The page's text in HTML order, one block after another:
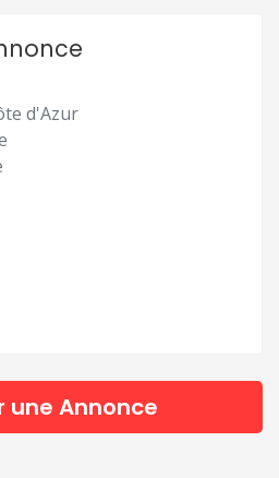
d'Azur
une Annonce